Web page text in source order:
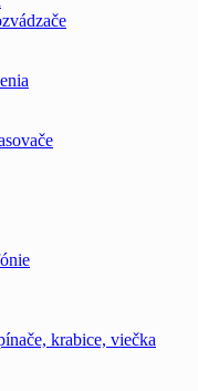
krabice, viečka